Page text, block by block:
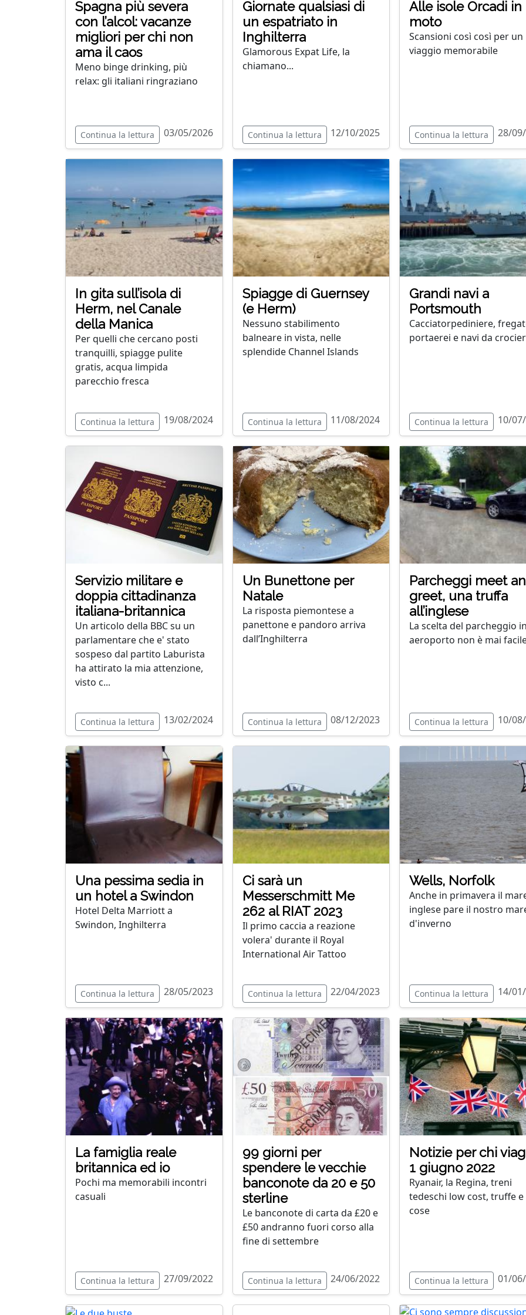
Spagna più severa
con l’alcol: vacanze
migliori per chi non
ama il caos
Meno binge drinking, più
relax: gli italiani ringraziano
Continua la lettura 03/05/2026
Giornate qualsiasi di
un espatriato in
Inghilterra
Glamorous Expat Life, la
chiamano...
Continua la lettura 12/10/2025
Alle isole Orcadi in
moto
Scansioni così così per un
viaggio memorabile
Continua la lettura 28/
In gita sull’isola di
Herm, nel Canale
della Manica
Per quelli che cercano posti
tranquilli, spiagge pulite
gratis, acqua limpida
parecchio fresca
Continua la lettura 19/08/2024
Spiagge di Guernsey
(e Herm)
Nessuno stabilimento
balneare in vista, nelle
splendide Channel Islands
Continua la lettura 11/08/2024
Grandi navi a
Portsmouth
Cacciatorpediniere,
portaerei e navi da
Continua la lettura 10/
Servizio militare e
doppia cittadinanza
italiana-britannica
Un articolo della BBC su un
parlamentare che e' stato
sospeso dal partito Laburista
ha attirato la mia attenzione,
visto c...
Continua la lettura 13/02/2024
Un Bunettone per
Natale
La risposta piemontese a
panettone e pandoro arriva
dall’Inghilterra
Continua la lettura 08/12/2023
Parcheggi meet
greet, una truffa
all’inglese
La scelta del parcheggio
aeroporto non è mai
Continua la lettura 10/
Una pessima sedia in
un hotel a Swindon
Hotel Delta Marriott a
Swindon, Inghilterra
Continua la lettura 28/05/2023
Ci sarà un
Messerschmitt Me
262 al RIAT 2023
Il primo caccia a reazione
volera' durante il Royal
International Air Tattoo
Continua la lettura 22/04/2023
Wells, Norfolk
Anche in primavera il
inglese pare il nostro
d'inverno
Continua la lettura 14/
La famiglia reale
britannica ed io
Pochi ma memorabili incontri
casuali
Continua la lettura 27/09/2022
99 giorni per
spendere le vecchie
banconote da 20 e 50
sterline
Le banconote di carta da £20 e
£50 andranno fuori corso alla
fine di settembre
Continua la lettura 24/06/2022
Notizie per chi
1 giugno 2022
Ryanair, la Regina, treni
tedeschi low cost, truffe
cose
Continua la lettura 01/